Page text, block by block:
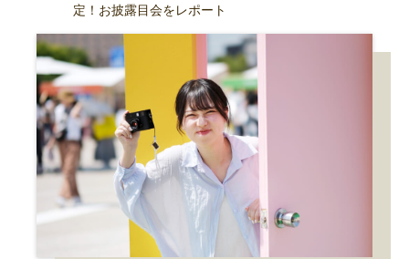
定！お披露目会をレポート